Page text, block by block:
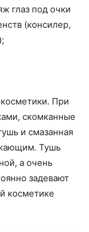
глаз под очки
(консилер,
При
скомканные
и смазанная
Тушь
а очень
задевают
косметике